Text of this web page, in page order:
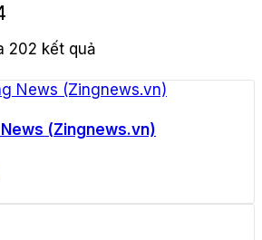
202 kết quả
(Zingnews.vn)